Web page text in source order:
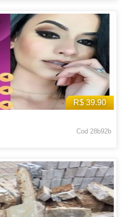
R$ 39.90
Cod 28b92b